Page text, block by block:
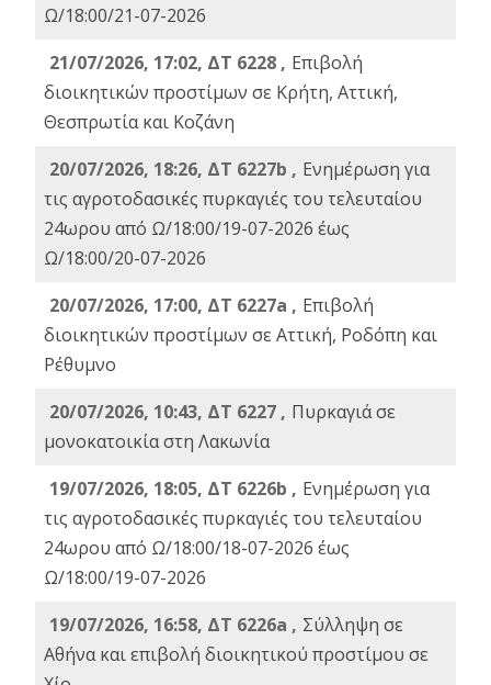
Ω/18:00/21-07-2026
21/07/2026, 17:02, ΔΤ 6228 , Επιβολή
διοικητικών προστίμων σε Κρήτη, Αττική,
Θεσπρωτία και Κοζάνη
20/07/2026, 18:26, ΔΤ 6227b , Ενημέρωση για
τις αγροτοδασικές πυρκαγιές του τελευταίου
24ωρου από Ω/18:00/19-07-2026 έως
Ω/18:00/20-07-2026
20/07/2026, 17:00, ΔΤ 6227a , Επιβολή
διοικητικών προστίμων σε Αττική, Ροδόπη και
Ρέθυμνο
20/07/2026, 10:43, ΔΤ 6227 , Πυρκαγιά σε
μονοκατοικία στη Λακωνία
19/07/2026, 18:05, ΔΤ 6226b , Ενημέρωση για
τις αγροτοδασικές πυρκαγιές του τελευταίου
24ωρου από Ω/18:00/18-07-2026 έως
Ω/18:00/19-07-2026
19/07/2026, 16:58, ΔΤ 6226a , Σύλληψη σε
Αθήνα και επιβολή διοικητικού προστίμου σε